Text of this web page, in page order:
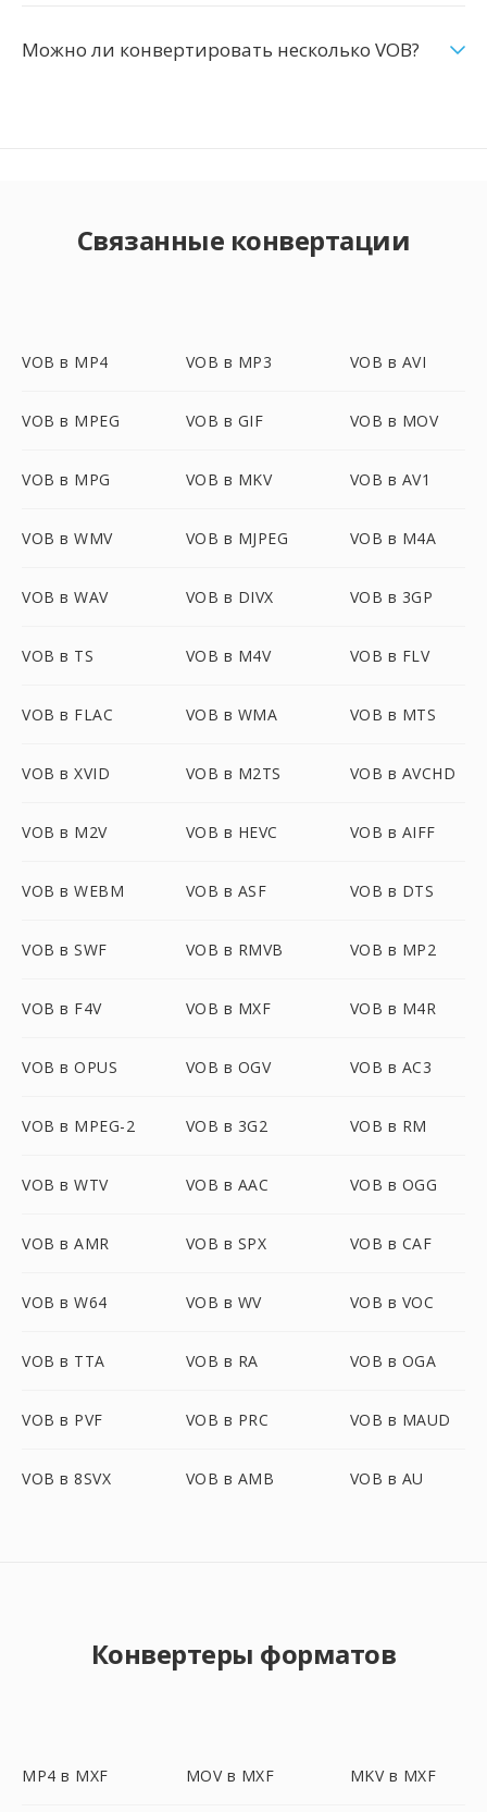
Можно ли конвертировать несколько VOB?
Связанные конвертации
VOB в MP4 VOB в MP3 VOB в AVI
VOB в MPEG VOB в GIF VOB в MOV
VOB в MPG VOB в MKV VOB в AV1
VOB в WMV VOB в MJPEG VOB в M4A
VOB в WAV VOB в DIVX VOB в 3GP
VOB в TS VOB в M4V VOB в FLV
VOB в FLAC VOB в WMA VOB в MTS
VOB в XVID VOB в M2TS VOB в AVCHD
VOB в M2V VOB в HEVC VOB в AIFF
VOB в WEBM VOB в ASF VOB в DTS
VOB в SWF VOB в RMVB VOB в MP2
VOB в F4V VOB в MXF VOB в M4R
VOB в OPUS VOB в OGV VOB в AC3
VOB в MPEG-2 VOB в 3G2 VOB в RM
VOB в WTV VOB в AAC VOB в OGG
VOB в AMR VOB в SPX VOB в CAF
VOB в W64 VOB в WV VOB в VOC
VOB в TTA VOB в RA VOB в OGA
VOB в PVF VOB в PRC VOB в MAUD
VOB в 8SVX VOB в AMB VOB в AU
Конвертеры форматов
MP4 в MXF MOV в MXF MKV в MXF